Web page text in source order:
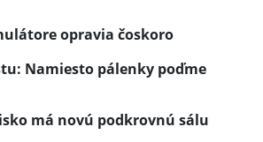
opravia čoskoro
Namiesto pálenky poďme
má novú podkrovnú sálu